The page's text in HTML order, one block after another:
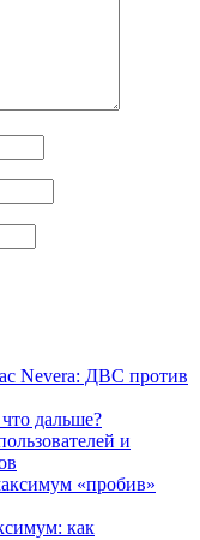
Nevera: ДВС против
дальше?
и
«пробив»
как